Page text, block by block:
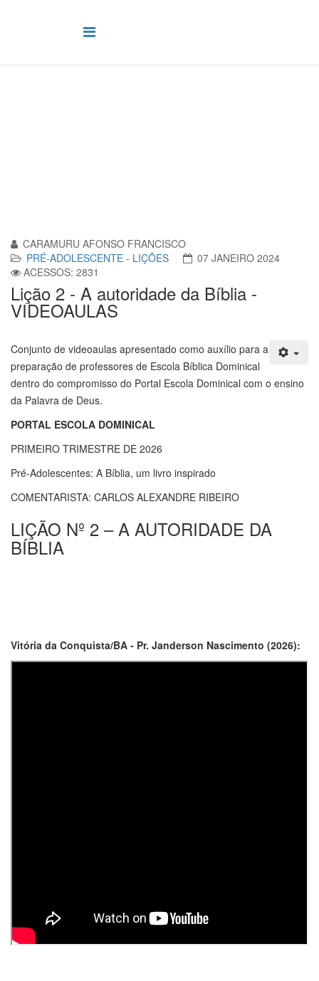
CARAMURU AFONSO FRANCISCO
PRÉ-ADOLESCENTE - LIÇÕES
07 JANEIRO 2024
ACESSOS: 2831
Lição 2 - A autoridade da Bíblia -
VIDEOAULAS
Conjunto de videoaulas apresentado como auxílio para a
preparação de professores de Escola Bíblica Dominical
dentro do compromisso do Portal Escola Dominical com o ensino
da Palavra de Deus.
PORTAL ESCOLA DOMINICAL
PRIMEIRO TRIMESTRE DE 2026
Pré-Adolescentes: A Bíblia, um livro inspirado
COMENTARISTA: CARLOS ALEXANDRE RIBEIRO
LIÇÃO Nº 2 – A AUTORIDADE DA
BÍBLIA
Vitória da Conquista/BA - Pr. Janderson Nascimento (2026):